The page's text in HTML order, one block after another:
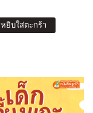
หยิบใส่ตะกร้า